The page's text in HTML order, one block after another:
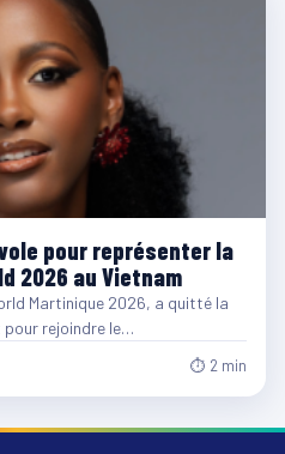
pour représenter la
2026 au Vietnam
Martinique 2026, a quitté la
pour rejoindre le…
⏱ 2 min